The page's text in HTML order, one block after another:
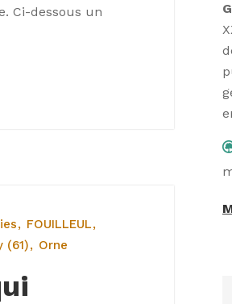
Ci-dessous un
FOUILLEUL
(61) Orne